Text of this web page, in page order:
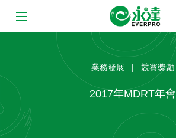
MDRT
業務發展 | 競賽獎勵
2017年MDRT年會